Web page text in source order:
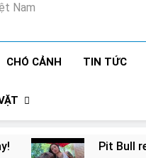
Nam
CHÓ CẢNH TIN TỨC
Pit Bull